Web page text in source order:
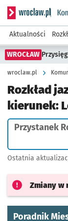
Serwis
Aktualności
WROCŁAW
wroclaw.pl
Rozkład
kierunek:
Przystanek
Ostatnia
Zmiany w
Poradnik